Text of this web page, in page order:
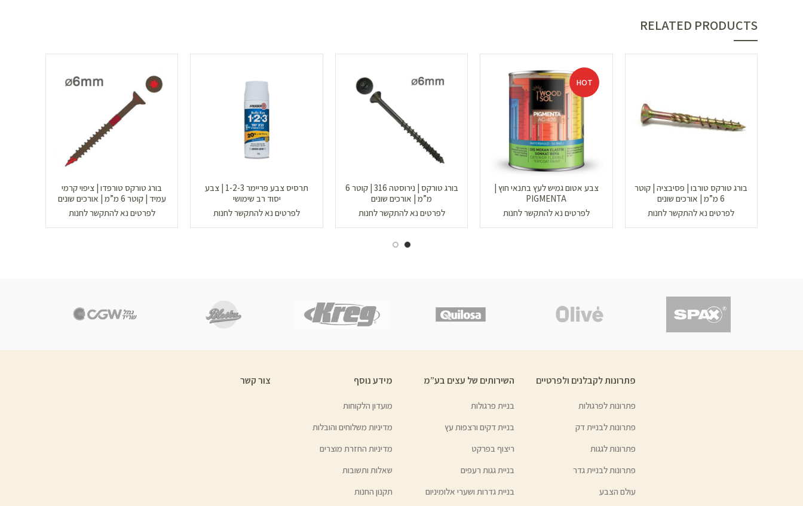
RELATED PRODUCTS
בורג טורקס טורבו | פסיבציה | קוטר
6 מ”מ | אורכים שונים
לפרטים נא להתקשר לחנות
HOT
צבע אטום גמיש לעץ בתנאי חוץ |
PIGMENTA
לפרטים נא להתקשר לחנות
בורג טורקס | נירוסטה 316 | קוטר 6
מ”מ | אורכים שונים
לפרטים נא להתקשר לחנות
תרסיס צבע פריימר 1-2-3 | צבע
יסוד רב שימושי
לפרטים נא להתקשר לחנות
בורג טורקס טורפדו | ציפוי קרמי
עמיד | קוטר 6 מ”מ | אורכים שונים
לפרטים נא להתקשר לחנות
פתרונות לקבלנים ולפרטיים
פתרונות לפרגולות
פתרונות לבניית דק
פתרונות לגגות
פתרונות לבניית גדר
עולם הצבע
השירותים של עצים בע”מ
בניית פרגולות
בניית דקים ורצפות עץ
ריצוף בפרקט
בניית גגות רעפים
בניית גדרות ושערי אלומיניום
מידע נוסף
מועדון הלקוחות
מדיניות משלוחים והובלות
מדיניות החזרת מוצרים
שאלות ותשובות
תקנון החנות
צור קשר